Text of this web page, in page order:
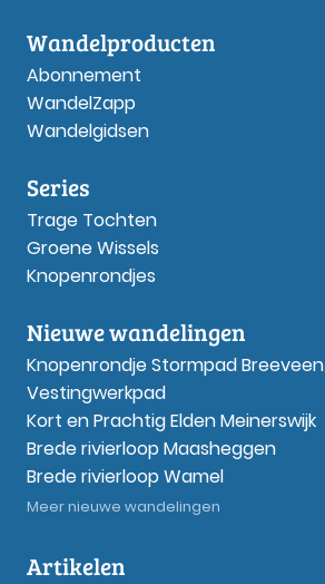
Wandelproducten
Abonnement
WandelZapp
Wandelgidsen
Series
Trage Tochten
Groene Wissels
Knopenrondjes
Nieuwe wandelingen
Knopenrondje Stormpad Breeveen
Vestingwerkpad
Kort en Prachtig Elden Meinerswijk
Brede rivierloop Maasheggen
Brede rivierloop Wamel
Meer nieuwe wandelingen
Artikelen